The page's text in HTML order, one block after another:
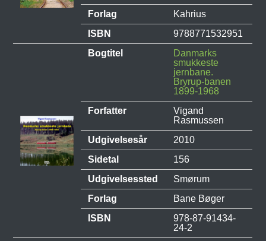
Forlag
Kahrius
ISBN
9788771532951
Bogtitel
Danmarks
smukkeste
jernbane.
Bryrup-banen
1899-1968
Forfatter
Vigand
Rasmussen
Udgivelsesår
2010
Sidetal
156
Udgivelsessted
Smørum
Forlag
Bane Bøger
ISBN
978-87-91434-
24-2